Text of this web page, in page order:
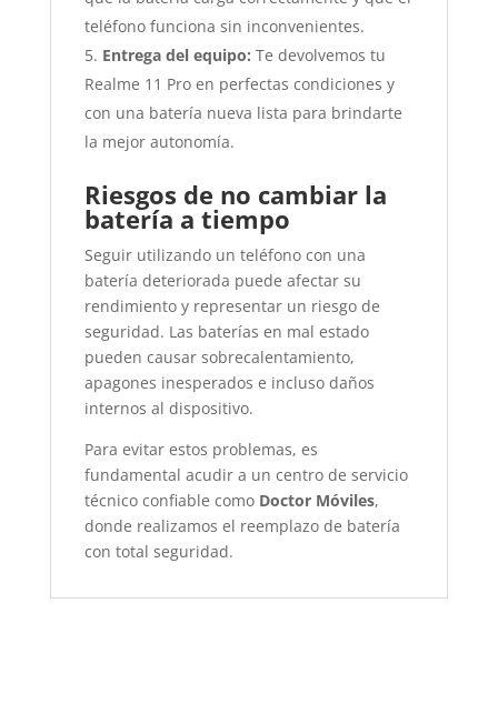
teléfono funciona sin inconvenientes.
Entrega del equipo: Te devolvemos tu
Realme 11 Pro en perfectas condiciones y
con una batería nueva lista para brindarte
la mejor autonomía.
Riesgos de no cambiar la
batería a tiempo
Seguir utilizando un teléfono con una
batería deteriorada puede afectar su
rendimiento y representar un riesgo de
seguridad. Las baterías en mal estado
pueden causar sobrecalentamiento,
apagones inesperados e incluso daños
internos al dispositivo.
Para evitar estos problemas, es
fundamental acudir a un centro de servicio
técnico confiable como Doctor Móviles,
donde realizamos el reemplazo de batería
con total seguridad.